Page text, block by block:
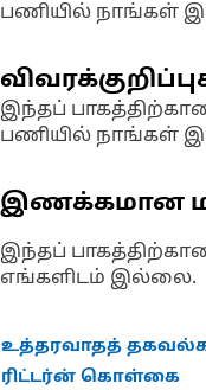
பணியில் நாங்கள்
இந்தப்
பணியில் நாங்கள்
இணக்கமான
இந்தப்
எங்களிடம் இல்லை.
உத்தரவாதத்
ரிட்டர்ன் கொள்கை